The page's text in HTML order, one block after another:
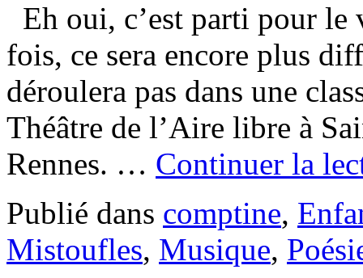
Eh oui, c’est parti pour
fois, ce sera encore plus
déroulera pas dans une
Théâtre de l’Aire libre à
Rennes. … Continuer la
Publié dans comptine,
Mistoufles, Musique,